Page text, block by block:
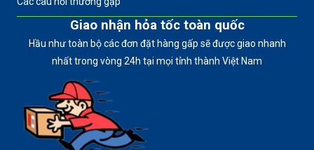
Giao nhận hỏa tốc toàn quốc
Hầu như toàn bộ các đơn đặt hàng gấp sẽ được giao nhanh
nhất trong vòng 24h tại mọi tỉnh thành Việt Nam